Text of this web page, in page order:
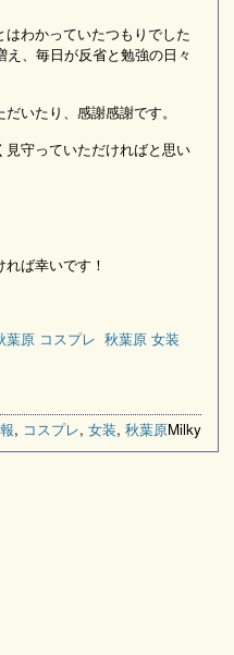
わかっていたつもりでした
、毎日が反省と勉強の日々
いたり、感謝感謝です。
守っていただければと思い
ば幸いです！
葉原 コスプレ 秋葉原 女装
, コスプレ, 女装, 秋葉原Milky